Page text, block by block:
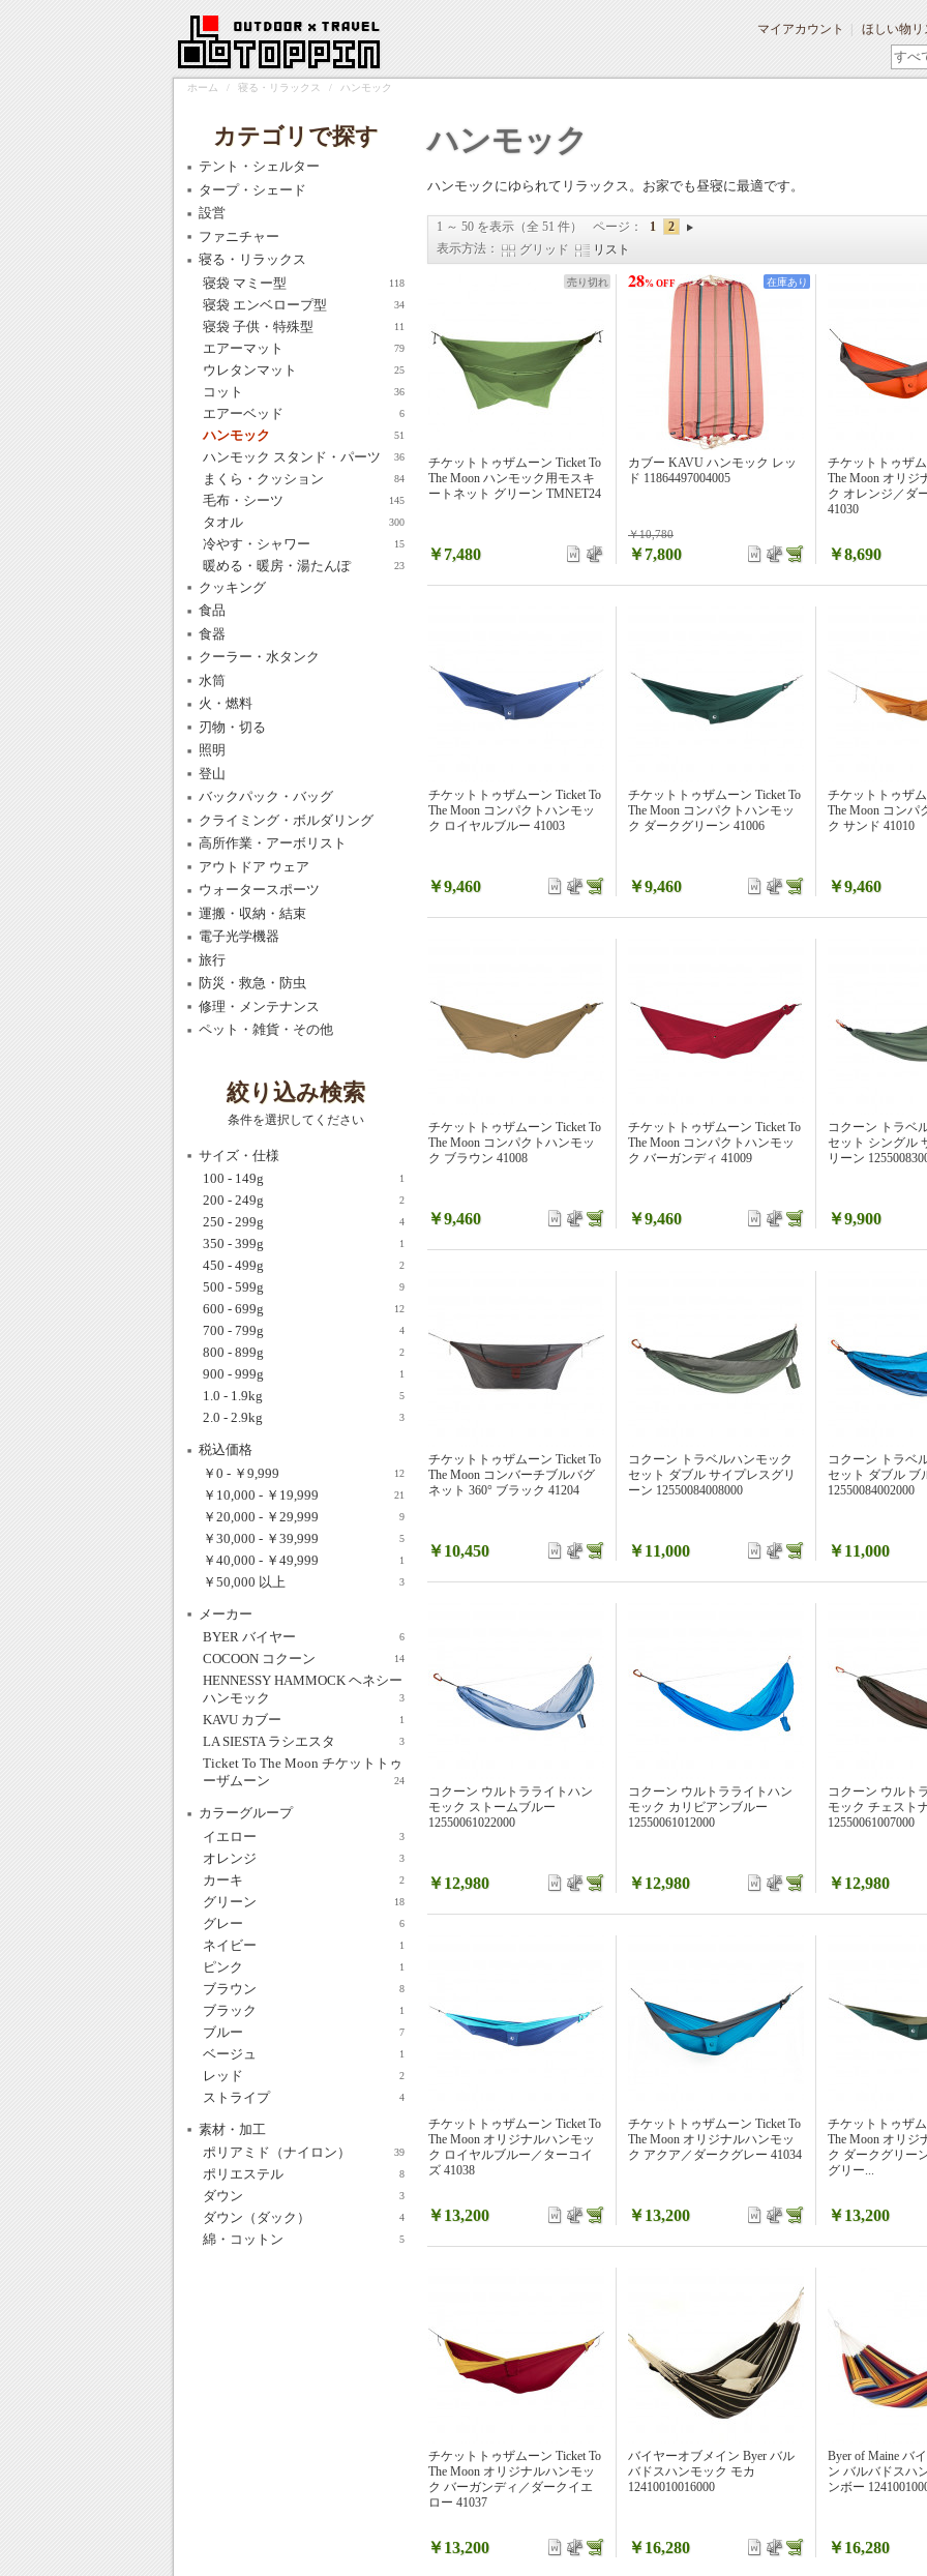
マイアカウント ほしい物リ
ホーム / 寝る・リラックス / ハンモック
ハンモック
ハンモックにゆられてリラックス。お家でも昼寝に最適です。
1 ～ 50 を表示（全 51 件） ページ： 1
2
表示方法：
グリッド リスト
チケットトゥザムーン Ticket To
The Moon ハンモック用モスキ
ートネット グリーン TMNET24
￥7,480
売り切れ
カブー KAVU ハンモック レッ
ド 11864497004005
￥10,780
28% OFF
￥7,800
在庫あり
チケットトゥザ
The Moon オリジ
ク オレンジ／ダ
41030
￥8,690
チケットトゥザムーン Ticket To
The Moon コンパクトハンモッ
ク ロイヤルブルー 41003
￥9,460
チケットトゥザムーン Ticket To
The Moon コンパクトハンモッ
ク ダークグリーン 41006
￥9,460
チケットトゥザ
The Moon コンパ
ク サンド 41010
￥9,460
チケットトゥザムーン Ticket To
The Moon コンパクトハンモッ
ク ブラウン 41008
￥9,460
チケットトゥザムーン Ticket To
The Moon コンパクトハンモッ
ク バーガンディ 41009
￥9,460
コクーン トラベ
セット シングル
リーン
￥9,900
チケットトゥザムーン Ticket To
The Moon コンバーチブルバグ
ネット 360° ブラック 41204
￥10,450
コクーン トラベルハンモック
セット ダブル サイプレスグリ
ーン 12550084008000
￥11,000
コクーン トラベ
セット ダブル ブ
12550084002000
￥11,000
コクーン ウルトラライトハン
モック ストームブルー
12550061022000
￥12,980
コクーン ウルトラライトハン
モック カリビアンブルー
12550061012000
￥12,980
コクーン ウルト
モック チェスト
12550061007000
￥12,980
チケットトゥザムーン Ticket To
The Moon オリジナルハンモッ
ク ロイヤルブルー／ターコイ
ズ 41038
￥13,200
チケットトゥザムーン Ticket To
The Moon オリジナルハンモッ
ク アクア／ダークグレー 41034
￥13,200
チケットトゥザ
The Moon オリジ
ク ダークグリー
グリー...
￥13,200
チケットトゥザムーン Ticket To
The Moon オリジナルハンモッ
ク バーガンディ／ダークイエ
ロー 41037
￥13,200
バイヤーオブメイン Byer バル
バドスハンモック モカ
12410010016000
￥16,280
Byer of Maine バ
ン バルバドスハ
ンボー
￥16,280
カテゴリで探す
テント・シェルター
タープ・シェード
設営
ファニチャー
寝る・リラックス
寝袋 マミー型
118
寝袋 エンベロープ型 34
寝袋 子供・特殊型 11
エアーマット 79
ウレタンマット 25
コット 36
エアーベッド 6
ハンモック 51
ハンモック スタンド・パーツ 36
まくら・クッション 84
毛布・シーツ 145
タオル 300
冷やす・シャワー 15
暖める・暖房・湯たんぽ 23
クッキング
食品
食器
クーラー・水タンク
水筒
火・燃料
刃物・切る
照明
登山
バックパック・バッグ
クライミング・ボルダリング
高所作業・アーボリスト
アウトドア ウェア
ウォータースポーツ
運搬・収納・結束
電子光学機器
旅行
防災・救急・防虫
修理・メンテナンス
ペット・雑貨・その他
絞り込み検索
条件を選択してください
サイズ・仕様
100 - 149g
1
200 - 249g 2
250 - 299g 4
350 - 399g 1
450 - 499g 2
500 - 599g 9
600 - 699g 12
700 - 799g 4
800 - 899g 2
900 - 999g 1
1.0 - 1.9kg 5
2.0 - 2.9kg 3
税込価格
￥0 - ￥9,999 12
￥10,000 - ￥19,999 21
￥20,000 - ￥29,999 9
￥30,000 - ￥39,999 5
￥40,000 - ￥49,999 1
￥50,000 以上 3
メーカー
BYER バイヤー
6
COCOON コクーン 14
HENNESSY HAMMOCK ヘネシー
ハンモック
3
KAVU カブー 1
LA SIESTA ラシエスタ 3
Ticket To The Moon チケットトゥ
ーザムーン
24
カラーグループ
イエロー
3
オレンジ 3
カーキ 2
グリーン 18
グレー 6
ネイビー 1
ピンク 1
ブラウン 8
ブラック 1
ブルー 7
ベージュ 1
レッド 2
ストライプ 4
素材・加工
ポリアミド（ナイロン）
39
ポリエステル 8
ダウン 3
ダウン（ダック） 4
綿・コットン 5